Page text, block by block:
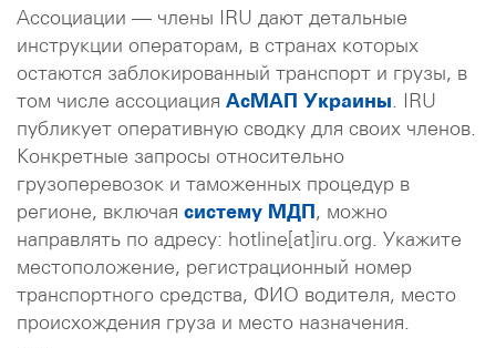
Ассоциации — члены IRU дают детальные
инструкции операторам, в странах которых
остаются заблокированный транспорт и грузы, в
том числе ассоциация АсМАП Украины . IRU
публикует оперативную сводку для своих членов.
Конкретные запросы относительно
грузоперевозок и таможенных процедур в
регионе, включая систему МДП, можно
направлять по адресу: hotline[at]iru.org. Укажите
местоположение, регистрационный номер
транспортного средства, ФИО водителя, место
происхождения груза и место назначения.